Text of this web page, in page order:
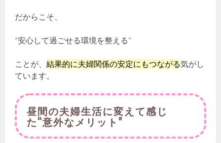
だからこそ、
“安心して過ごせる環境を整える”
ことが、結果的に夫婦関係の安定にもつながる気がし
ています。
昼間の夫婦生活に変えて感じ
た“意外なメリット”